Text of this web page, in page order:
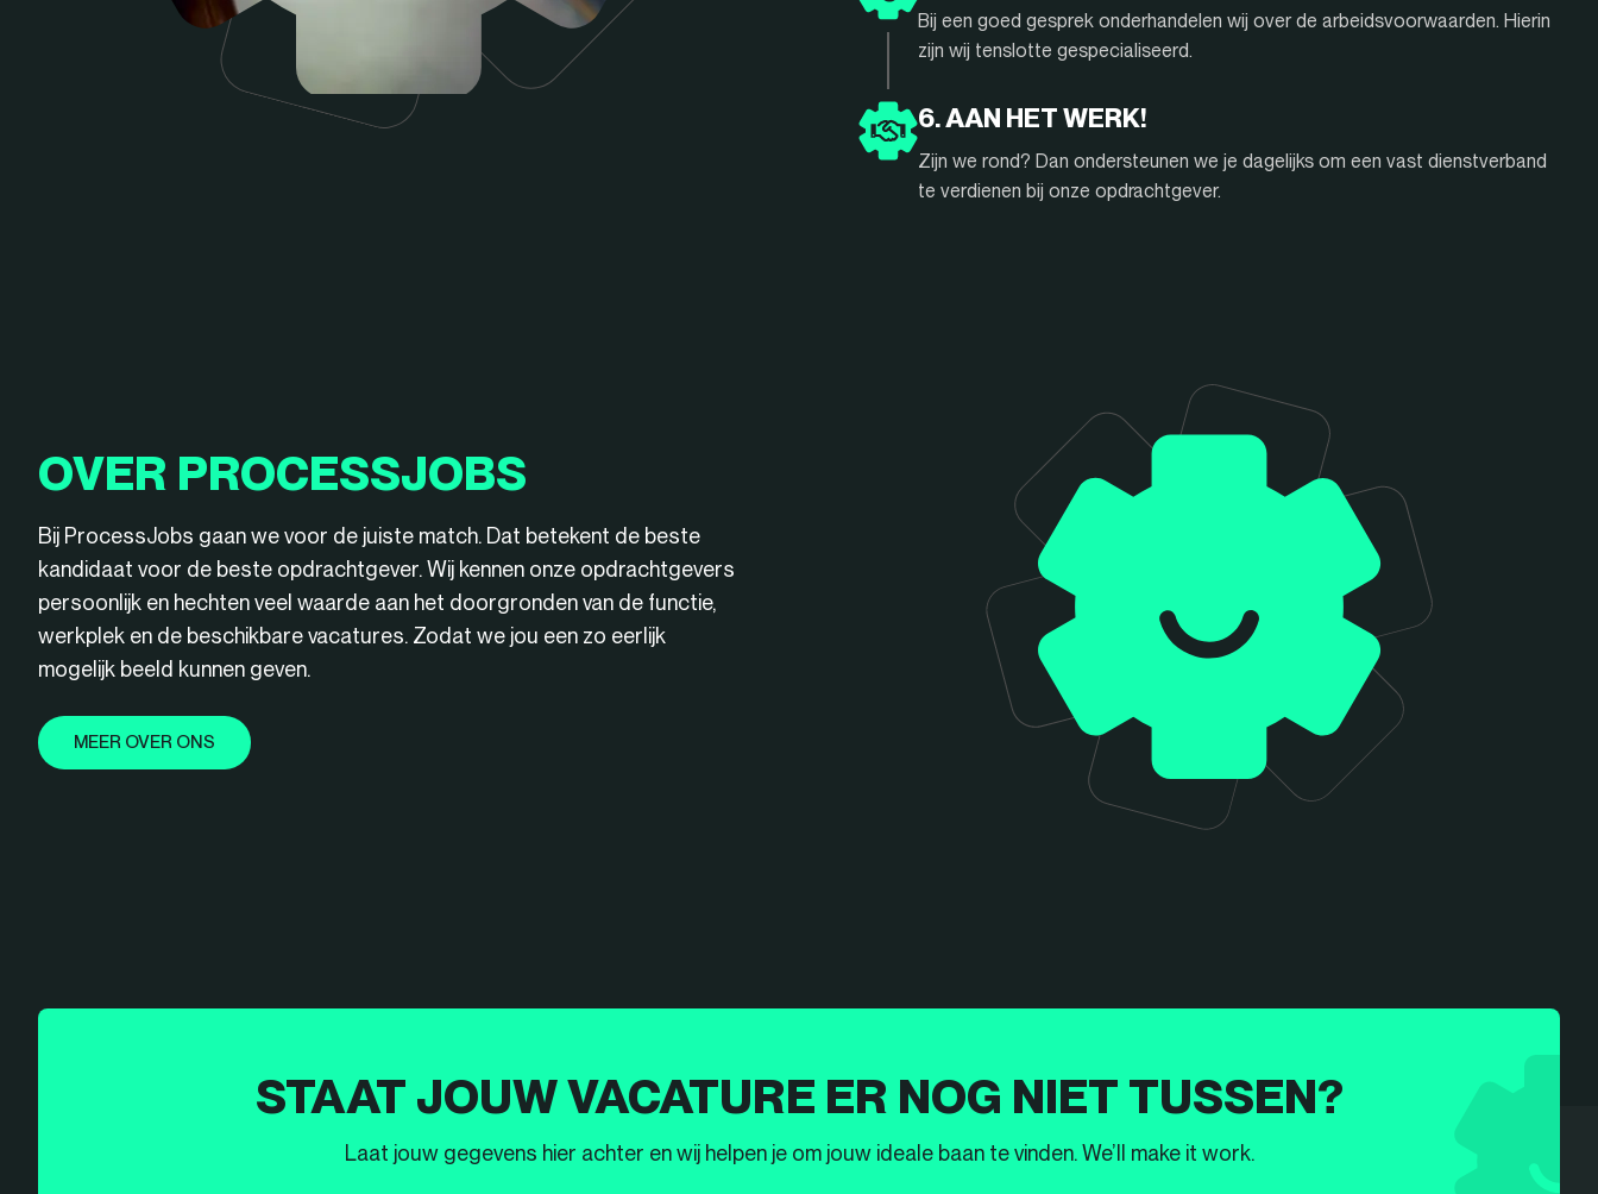
Bij een goed gesprek onderhandelen wij over de arbeidsvoorwaarden. Hierin
zijn wij tenslotte gespecialiseerd.
6. AAN HET WERK!
Zijn we rond? Dan ondersteunen we je dagelijks om een vast dienstverband
te verdienen bij onze opdrachtgever.
OVER PROCESSJOBS
Bij ProcessJobs gaan we voor de juiste match. Dat betekent de beste
kandidaat voor de beste opdrachtgever. Wij kennen onze opdrachtgevers
persoonlijk en hechten veel waarde aan het doorgronden van de functie,
werkplek en de beschikbare vacatures. Zodat we jou een zo eerlijk
mogelijk beeld kunnen geven.
MEER OVER ONS
STAAT JOUW VACATURE ER NOG NIET TUSSEN?
Laat jouw gegevens hier achter en wij helpen je om jouw ideale baan te vinden. We’ll make it work.